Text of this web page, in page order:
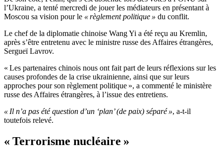
l’Ukraine, a tenté mercredi de jouer les médiateurs en présentant à
Moscou sa vision pour le « règlement politique » du conflit.
Le chef de la diplomatie chinoise Wang Yi a été reçu au Kremlin,
après s’être entretenu avec le ministre russe des Affaires étrangères,
Sergueï Lavrov.
« Les partenaires chinois nous ont fait part de leurs réflexions sur les
causes profondes de la crise ukrainienne, ainsi que sur leurs
approches pour son règlement politique », a commenté le ministère
russe des Affaires étrangères, à l’issue des entretiens.
« Il n’a pas été question d’un ‘plan’ (de paix) séparé », a-t-il
toutefois relevé.
« Terrorisme nucléaire »